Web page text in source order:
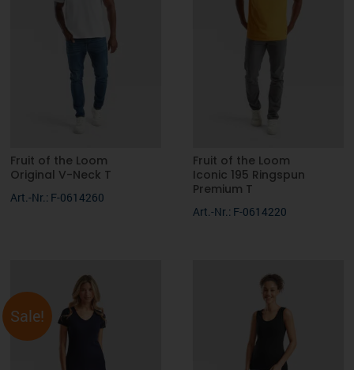
ACTIVE-DRY°: schnell trocknendes, atmungsaktives und
feuchtigkeitsregulierendes Funktionsmaterial
S, M, L, XL, 2XL
Fruit of the Loom
Original V-Neck T
Art.-Nr.: F-0614260
Fruit of the Loom
Iconic 195 Ringspun
Premium T
Art.-Nr.: F-0614220
Sale!